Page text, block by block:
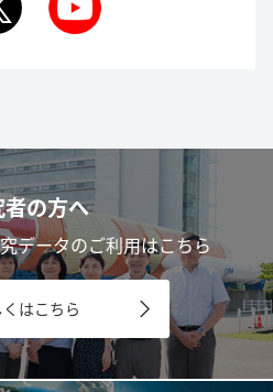
の方へ
データのご利用はこちら
はこちら